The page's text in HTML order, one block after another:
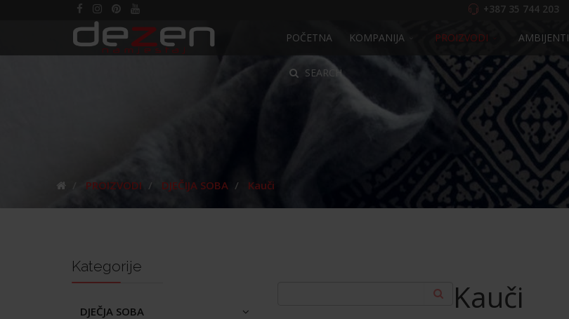
POČETNA KOMPANIJA PROIZVODI AMBIJENTI
SEARCH
+387 35 744 203
PROIZVODI DJEČIJA SOBA Kauči
Kategorije
DJEČJA SOBA Kauči